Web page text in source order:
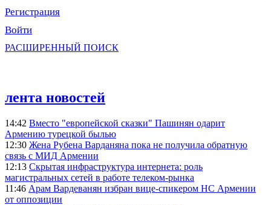
Регистрация
Войти
РАСШИРЕННЫЙ ПОИСК
лента новостей
14:42 Вместо "европейской сказки" Пашинян одарит
Армению турецкой былью
12:30 Жена Рубена Варданяна пока не получила обратную
связь с МИД Армении
12:13 Скрытая инфраструктура интернета: роль
магистральных сетей в работе телеком-рынка
11:46 Арам Вардеванян избран вице-спикером НС Армении
от оппозиции